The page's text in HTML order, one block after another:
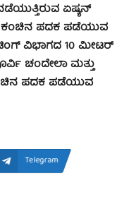
ಏಷ್ಯನ್
ಕಂಚಿನ ಪದಕ ಪಡೆಯುವ
ವಿಭಾಗದ 10 ಮೀಟರ್
ಚಂದೇಲಾ ಮತ್ತು
ಪದಕ ಪಡೆಯುವ
Telegram